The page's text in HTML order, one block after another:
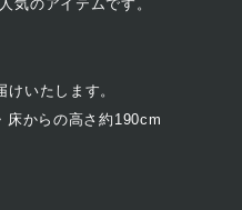
気のアイテムです。
いたします。
床からの高さ約190cm